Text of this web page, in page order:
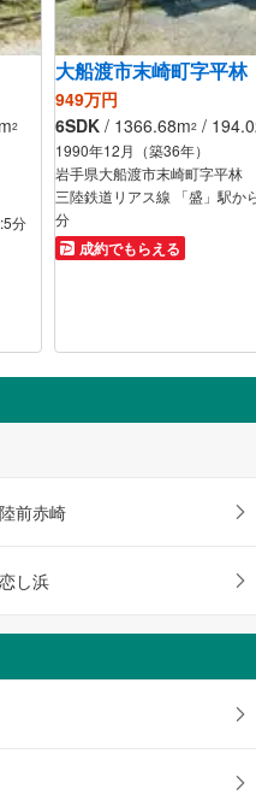
2
盛」駅から2200m 車:5分
大船渡市末崎町字平林
949万円
6SDK / 1366.68m2 /
1990年12月（築36年）
岩手県大船渡市末崎町字平林
三陸鉄道リアス線 「盛」駅から
分
成約でもらえる
陸前赤崎
恋し浜